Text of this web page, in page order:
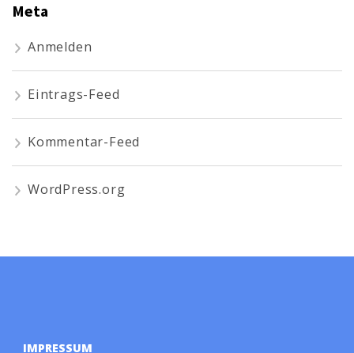
Meta
Anmelden
Eintrags-Feed
Kommentar-Feed
WordPress.org
IMPRESSUM